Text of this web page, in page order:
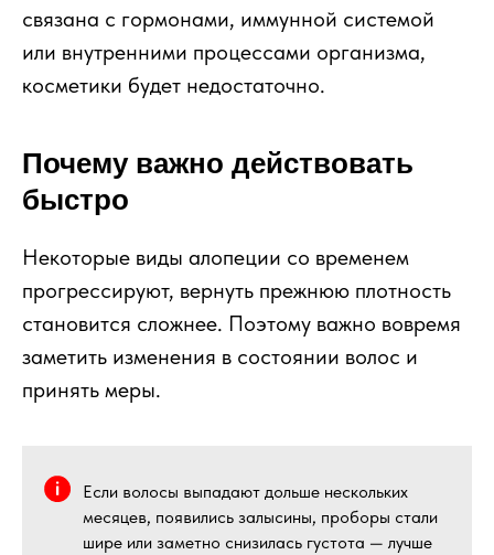
связана с гормонами, иммунной системой
или внутренними процессами организма,
косметики будет недостаточно.
Почему важно действовать
быстро
Некоторые виды алопеции со временем
прогрессируют, вернуть прежнюю плотность
становится сложнее. Поэтому важно вовремя
заметить изменения в состоянии волос и
принять меры.
Если волосы выпадают дольше нескольких
месяцев, появились залысины, проборы стали
шире или заметно снизилась густота — лучше